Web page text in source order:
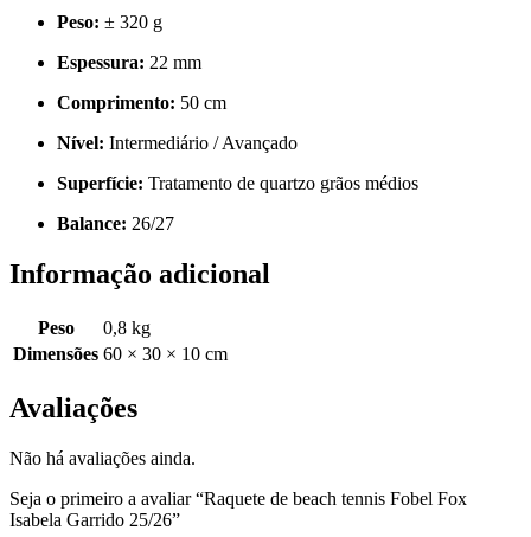
Peso: ± 320 g
Espessura: 22 mm
Comprimento: 50 cm
Nível: Intermediário / Avançado
Superfície: Tratamento de quartzo grãos médios
Balance: 26/27
Informação adicional
Peso
0,8 kg
Dimensões 60 × 30 × 10 cm
Avaliações
Não há avaliações ainda.
Seja o primeiro a avaliar “Raquete de beach tennis Fobel Fox
Isabela Garrido 25/26”